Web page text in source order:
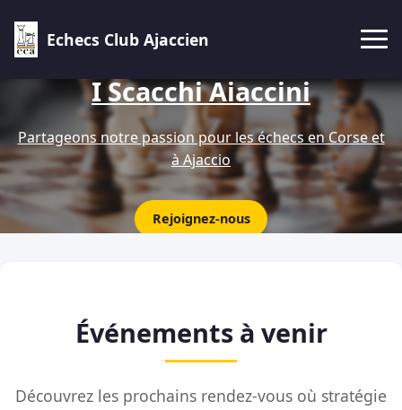
Echecs Club Ajaccien
I Scacchi Aiaccini
Partageons notre passion pour les échecs en Corse et
à Ajaccio
Rejoignez-nous
Événements à venir
Découvrez les prochains rendez-vous où stratégie